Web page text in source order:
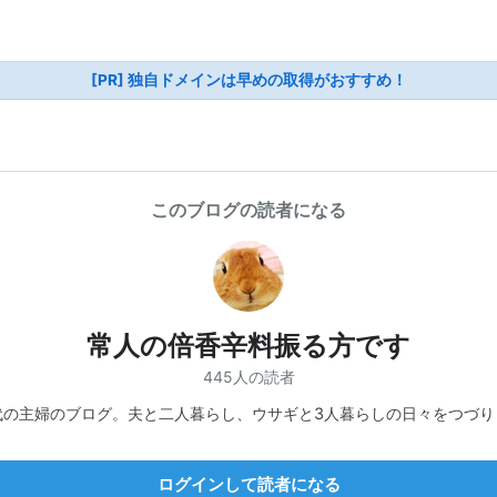
[PR] 独自ドメインは早めの取得がおすすめ！
このブログの読者になる
常人の倍香辛料振る方です
445人の読者
主婦のブログ。夫と二人暮らし、ウサギと3人暮らしの日々をつづ
ログインして読者になる